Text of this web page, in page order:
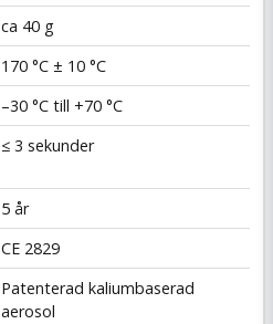
ca 40 g
170 °C ± 10 °C
–30 °C till +70 °C
≤ 3 sekunder
5 år
CE 2829
Patenterad kaliumbaserad
aerosol